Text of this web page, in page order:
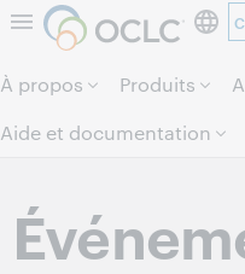
Aller au
À propos Produits
Aide et documentation